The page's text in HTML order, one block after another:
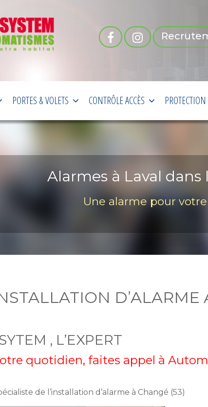
PORTES & VOLETS CONTRÔLE ACCÈS
Alarmes à Laval dans
Une alarme pour
D’ALARME
, L’EXPERT
quotidien, faites appel à
de l’installation d’alarme à Changé (53)